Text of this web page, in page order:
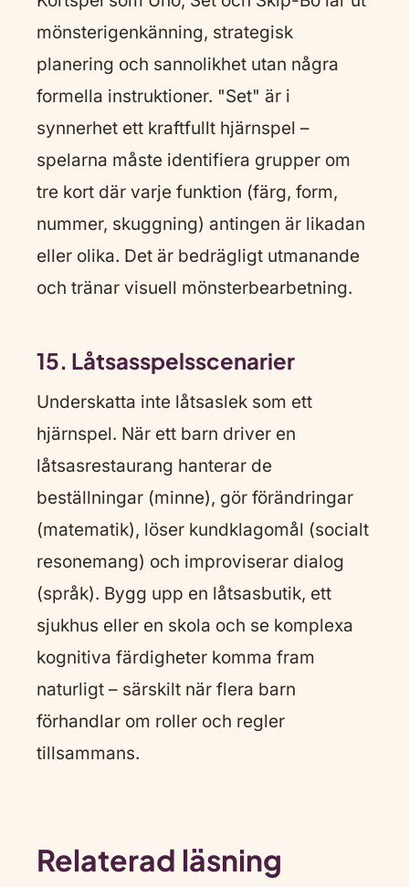
mönsterigenkänning, strategisk
planering och sannolikhet utan några
formella instruktioner. "Set" är i
synnerhet ett kraftfullt hjärnspel –
spelarna måste identifiera grupper om
tre kort där varje funktion (färg, form,
nummer, skuggning) antingen är likadan
eller olika. Det är bedrägligt utmanande
och tränar visuell mönsterbearbetning.
15. Låtsasspelsscenarier
Underskatta inte låtsaslek som ett
hjärnspel. När ett barn driver en
låtsasrestaurang hanterar de
beställningar (minne), gör förändringar
(matematik), löser kundklagomål (socialt
resonemang) och improviserar dialog
(språk). Bygg upp en låtsasbutik, ett
sjukhus eller en skola och se komplexa
kognitiva färdigheter komma fram
naturligt – särskilt när flera barn
förhandlar om roller och regler
tillsammans.
Relaterad läsning